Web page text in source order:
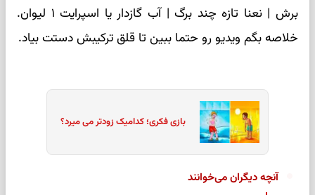
برش | نعنا تازه چند برگ | آب گازدار یا اسپرایت ۱ لیوان.
خلاصه بگم ویدیو رو حتما ببین تا قلق ترکیبش دستت بیاد.
بازی فکری؛ کدامیک زودتر می میرد؟
آنچه دیگران می‌خوانند